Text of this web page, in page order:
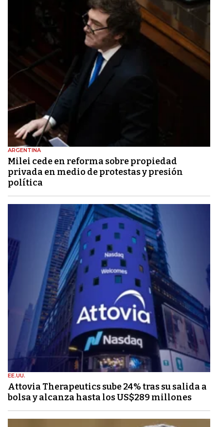
ARGENTINA
Milei cede en reforma sobre propiedad
privada en medio de protestas y presión
política
EE.UU.
Attovia Therapeutics sube 24% tras su salida a
bolsa y alcanza hasta los US$289 millones